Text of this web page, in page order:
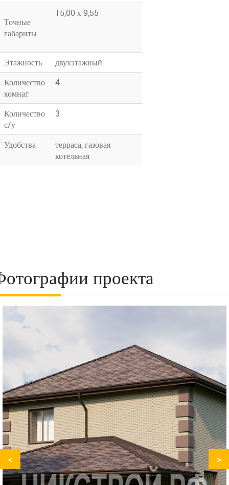
Точные
габариты
15,00 х 9,55
Этажность
двухэтажный
Количество
комнат
4
Количество
с/у
3
Удобства
терраса, газовая
котельная
проекта
< >